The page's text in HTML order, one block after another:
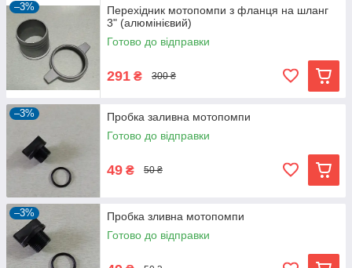
–3%
Перехідник мотопомпи з фланця на шланг
3" (алюмінієвий)
Готово до відправки
291 ₴ 300 ₴
–3%
Пробка заливна мотопомпи
Готово до відправки
49 ₴ 50 ₴
–3%
Пробка зливна мотопомпи
Готово до відправки